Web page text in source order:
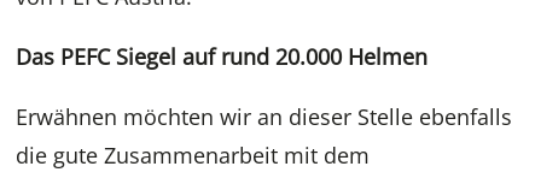
Das PEFC Siegel auf rund 20.000 Helmen
Erwähnen möchten wir an dieser Stelle ebenfalls
die gute Zusammenarbeit mit dem